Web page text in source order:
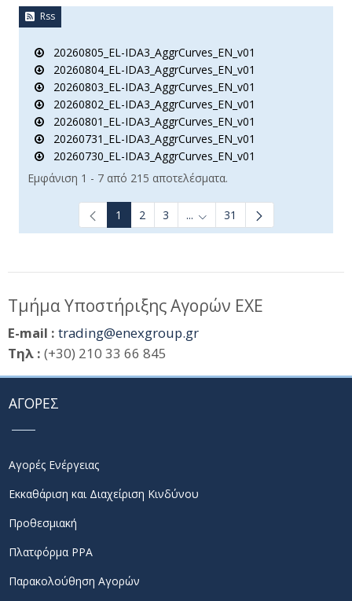
Rss
20260805_EL-IDA3_AggrCurves_EN_v01
20260804_EL-IDA3_AggrCurves_EN_v01
20260803_EL-IDA3_AggrCurves_EN_v01
20260802_EL-IDA3_AggrCurves_EN_v01
20260801_EL-IDA3_AggrCurves_EN_v01
20260731_EL-IDA3_AggrCurves_EN_v01
20260730_EL-IDA3_AggrCurves_EN_v01
Εμφάνιση 1 - 7 από 215 αποτελέσματα.
1 2 3 ... Ενδιάμεσες σελίδες Use
31
Τμήμα Υποστήριξης Αγορών ΕΧΕ
E-mail : trading@enexgroup.gr
Τηλ : (+30) 210 33 66 845
ΑΓΟΡΕΣ
Αγορές Ενέργειας
Εκκαθάριση και Διαχείριση Κινδύνου
Προθεσμιακή
Πλατφόρμα PPA
Παρακολούθηση Αγορών